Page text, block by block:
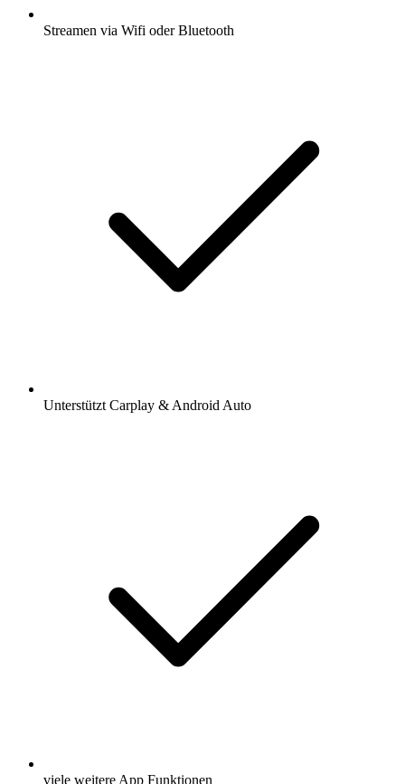
Streamen via Wifi oder Bluetooth
Unterstützt Carplay & Android Auto
viele weitere App Funktionen